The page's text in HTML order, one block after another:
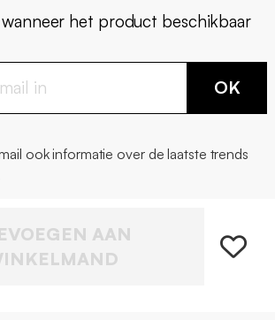
het product beschikbaar
OK
ook informatie over de laatste trends
AAN